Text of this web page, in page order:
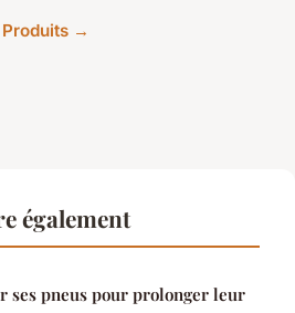
→
également
ses pneus pour prolonger leur